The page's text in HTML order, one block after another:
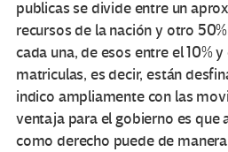
publicas se divide entre un
recursos de la nación y otro
cada una, de esos entre el 10%
matriculas, es decir, están
indico ampliamente con las
ventaja para el gobierno es que
como derecho puede de